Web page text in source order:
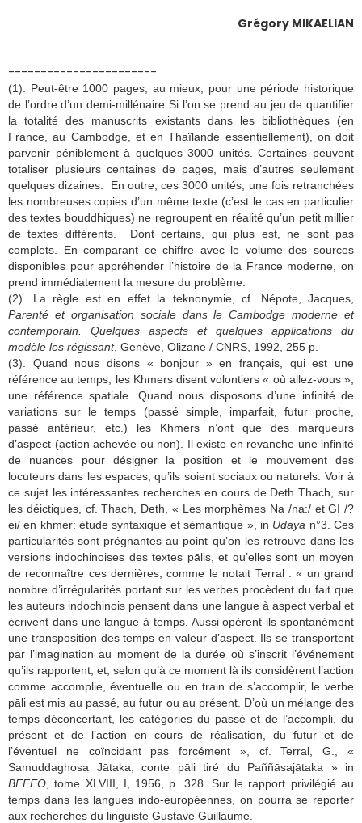
Grégory MIKAELIAN
-----------------------
(1). Peut-être 1000 pages, au mieux, pour une période historique
de l’ordre d’un demi-millénaire Si l’on se prend au jeu de quantifier
la totalité des manuscrits existants dans les bibliothèques (en
France, au Cambodge, et en Thaïlande essentiellement), on doit
parvenir péniblement à quelques 3000 unités. Certaines peuvent
totaliser plusieurs centaines de pages, mais d’autres seulement
quelques dizaines. En outre, ces 3000 unités, une fois retranchées
les nombreuses copies d’un même texte (c’est le cas en particulier
des textes bouddhiques) ne regroupent en réalité qu’un petit millier
de textes différents. Dont certains, qui plus est, ne sont pas
complets. En comparant ce chiffre avec le volume des sources
disponibles pour appréhender l’histoire de la France moderne, on
prend immédiatement la mesure du problème.
(2). La règle est en effet la teknonymie, cf. Népote, Jacques,
Parenté et organisation sociale dans le Cambodge moderne et
contemporain. Quelques aspects et quelques applications du
modèle les régissant, Genève, Olizane / CNRS, 1992, 255 p.
(3). Quand nous disons « bonjour » en français, qui est une
référence au temps, les Khmers disent volontiers « où allez-vous »,
une référence spatiale. Quand nous disposons d’une infinité de
variations sur le temps (passé simple, imparfait, futur proche,
passé antérieur, etc.) les Khmers n’ont que des marqueurs
d’aspect (action achevée ou non). Il existe en revanche une infinité
de nuances pour désigner la position et le mouvement des
locuteurs dans les espaces, qu’ils soient sociaux ou naturels. Voir à
ce sujet les intéressantes recherches en cours de Deth Thach, sur
les déictiques, cf. Thach, Deth, « Les morphèmes Na /na:/ et GI /?
ei/ en khmer: étude syntaxique et sémantique », in Udaya n°3. Ces
particularités sont prégnantes au point qu’on les retrouve dans les
versions indochinoises des textes pālis, et qu’elles sont un moyen
de reconnaître ces dernières, comme le notait Terral : « un grand
nombre d’irrégularités portant sur les verbes procèdent du fait que
les auteurs indochinois pensent dans une langue à aspect verbal et
écrivent dans une langue à temps. Aussi opèrent-ils spontanément
une transposition des temps en valeur d’aspect. Ils se transportent
par l’imagination au moment de la durée où s’inscrit l’événement
qu’ils rapportent, et, selon qu’à ce moment là ils considèrent l’action
comme accomplie, éventuelle ou en train de s’accomplir, le verbe
pāli est mis au passé, au futur ou au présent. D’où un mélange des
temps déconcertant, les catégories du passé et de l’accompli, du
présent et de l’action en cours de réalisation, du futur et de
l’éventuel ne coïncidant pas forcément », cf. Terral, G., «
Samuddaghosa Jātaka, conte pāli tiré du Paññāsajātaka » in
BEFEO , tome XLVIII, I, 1956, p. 328. Sur le rapport privilégié au
temps dans les langues indo-européennes, on pourra se reporter
aux recherches du linguiste Gustave Guillaume.